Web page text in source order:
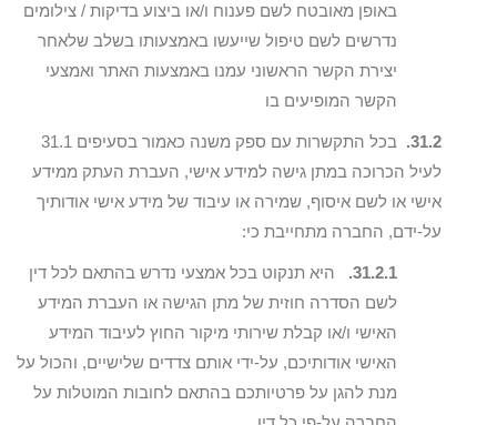
באופן מאובטח לשם פענוח ו/או ביצוע בדיקות / צילומים
נדרשים לשם טיפול שייעשו באמצעותו בשלב שלאחר
יצירת הקשר הראשוני עמנו באמצעות האתר ואמצעי
הקשר המופיעים בו
31.2.
בכל התקשרות עם ספק משנה כאמור בסעיפים 31.1
לעיל הכרוכה במתן גישה למידע אישי, העברת העתק ממידע
אישי או לשם איסוף, שמירה או עיבוד של מידע אישי אודותיך
על-ידם, החברה מתחייבת כי:
31.2.1.
היא תנקוט בכל אמצעי נדרש בהתאם לכל דין
לשם הסדרה חוזית של מתן הגישה או העברת המידע
האישי ו/או קבלת שירותי מיקור החוץ לעיבוד המידע
האישי אודותיכם, על-ידי אותם צדדים שלישיים, והכול על
מנת להגן על פרטיותכם בהתאם לחובות המוטלות על